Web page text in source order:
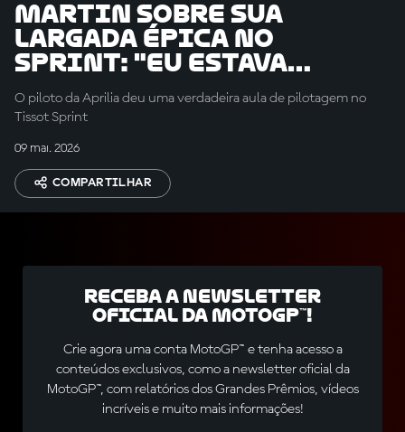
Martin sobre sua
largada épica no
Sprint: "Eu estava
muito confiante ao
entrar nessas curvas"
O piloto da Aprilia deu uma verdadeira aula de pilotagem no
Tissot Sprint
09 mai. 2026
COMPARTILHAR
Receba a newsletter
oficial da MotoGP™!
Crie agora uma conta MotoGP™ e tenha acesso a
conteúdos exclusivos, como a newsletter oficial da
MotoGP™, com relatórios dos Grandes Prêmios, vídeos
incríveis e muito mais informações!